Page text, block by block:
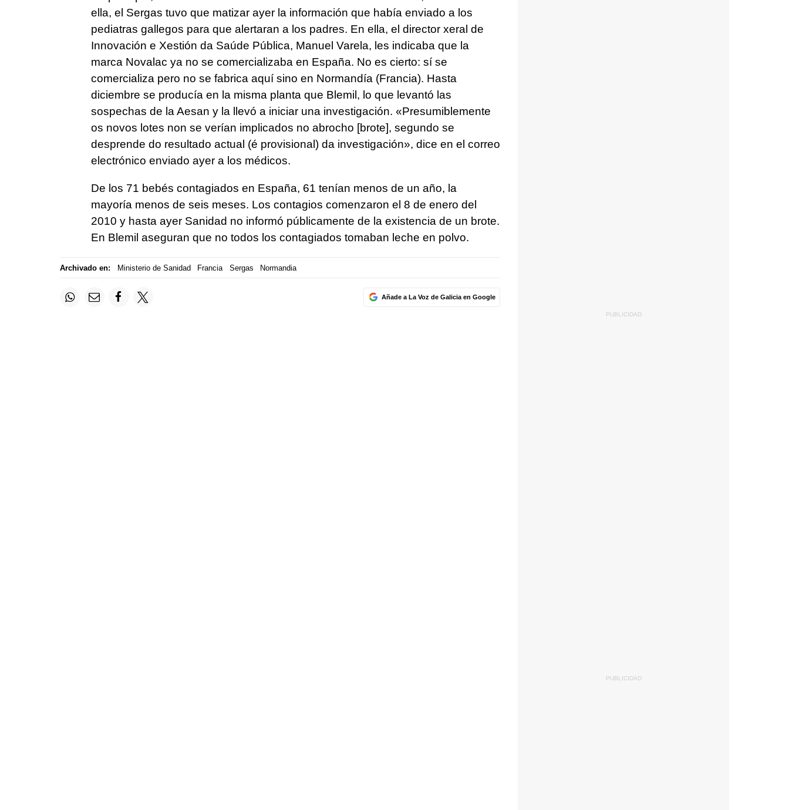
ella, el Sergas tuvo que matizar ayer la información que había enviado a los
pediatras gallegos para que alertaran a los padres. En ella, el director xeral de
Innovación e Xestión da Saúde Pública, Manuel Varela, les indicaba que la
marca Novalac ya no se comercializaba en España. No es cierto: sí se
comercializa pero no se fabrica aquí sino en Normandía (Francia). Hasta
diciembre se producía en la misma planta que Blemil, lo que levantó las
sospechas de la Aesan y la llevó a iniciar una investigación. «Presumiblemente
os novos lotes non se verían implicados no abrocho [brote], segundo se
desprende do resultado actual (é provisional) da investigación», dice en el correo
electrónico enviado ayer a los médicos.
De los 71 bebés contagiados en España, 61 tenían menos de un año, la
mayoría menos de seis meses. Los contagios comenzaron el 8 de enero del
2010 y hasta ayer Sanidad no informó públicamente de la existencia de un brote.
En Blemil aseguran que no todos los contagiados tomaban leche en polvo.
Archivado en: Ministerio de Sanidad Francia Sergas Normandia
Añade a La Voz de Galicia en Google